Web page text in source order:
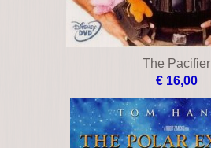
The Pacifier
€ 16,00